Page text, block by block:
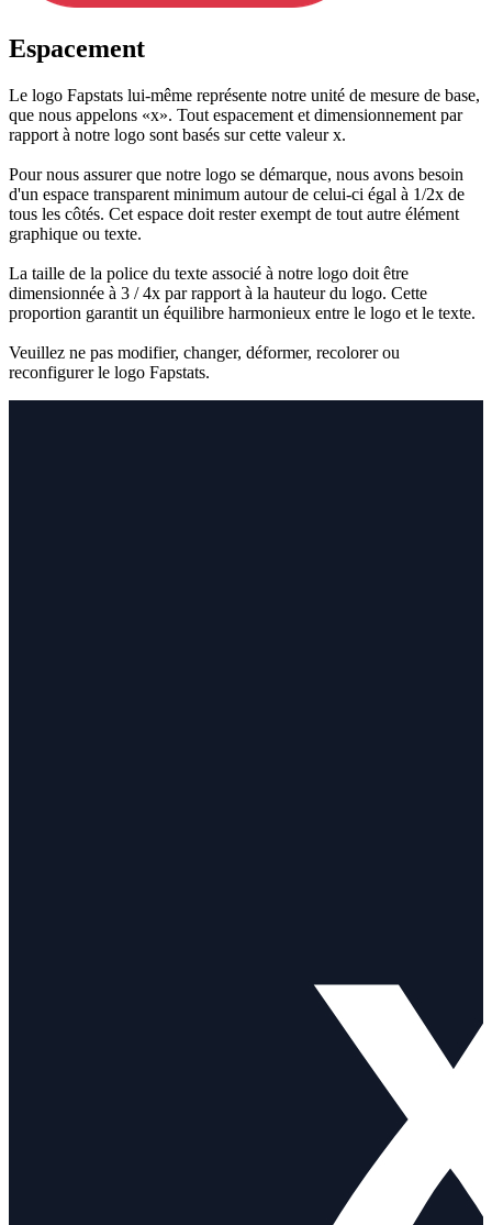
Espacement
Le logo Fapstats lui-même représente notre unité de mesure de base,
que nous appelons «x». Tout espacement et dimensionnement par
rapport à notre logo sont basés sur cette valeur x.
Pour nous assurer que notre logo se démarque, nous avons besoin
d'un espace transparent minimum autour de celui-ci égal à 1/2x de
tous les côtés. Cet espace doit rester exempt de tout autre élément
graphique ou texte.
La taille de la police du texte associé à notre logo doit être
dimensionnée à 3 / 4x par rapport à la hauteur du logo. Cette
proportion garantit un équilibre harmonieux entre le logo et le texte.
Veuillez ne pas modifier, changer, déformer, recolorer ou
reconfigurer le logo Fapstats.